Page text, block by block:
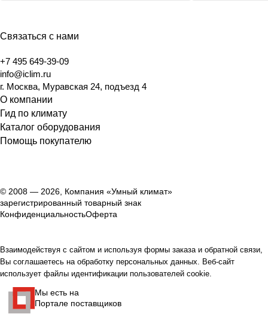
Связаться с нами
+7 495 649-39-09
info@iclim.ru
г. Москва, Муравская 24, подъезд 4
О компании
Гид по климату
Каталог оборудования
Помощь покупателю
© 2008 — 2026, Компания «Умный климат»
зарегистрированный товарный знак
КонфиденциальностьОферта
Взаимодействуя с сайтом и используя формы заказа и обратной связи,
Вы соглашаетесь на обработку персональных данных. Веб-сайт
использует файлы идентификации пользователей cookie.
Мы есть на
Портале поставщиков